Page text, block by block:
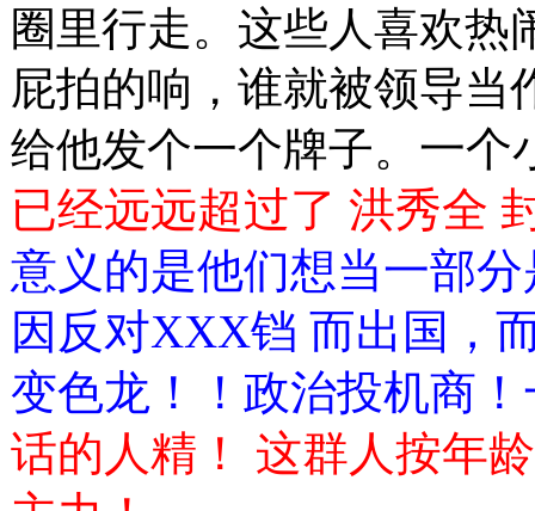
圈里行走。这些人喜欢热
屁拍的响，谁就被领导当
给他发个一个牌子。 一个
已经远远超过了 洪秀全
意义的是他们想当一部
因反对XXX铛 而出国，
变色龙！！政治投机商
话的人精！ 这群人按年